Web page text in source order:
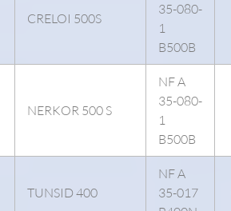
CRELOI 500S
35-080-
1
B500B
NERKOR 500 S
NF A
35-080-
1
B500B
TUNSID 400
NF A
35-017